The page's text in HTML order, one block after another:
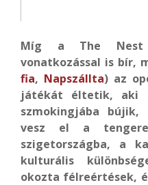
Míg a The Nest
vonatkozással is bír,
fia, Napszállta) az
játékát éltetik, aki
szmokingjába
vesz el a
szigetországba, a
kulturális
okozta félreértések,